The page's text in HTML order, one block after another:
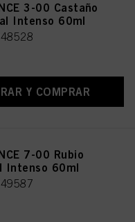
3-00 Castaño
Intenso 60ml
Y COMPRAR
7-00 Rubio
Intenso 60ml